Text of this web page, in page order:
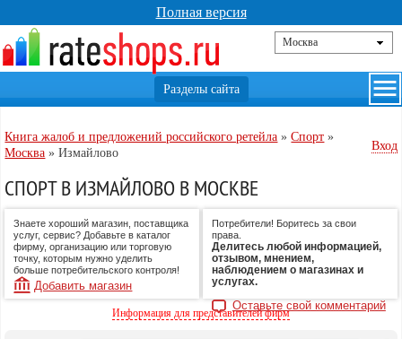
Полная версия
Книга жалоб и предложений российского ретейла »Спорт »
Москва »Измайлово
Вход
СПОРТ В ИЗМАЙЛОВО В МОСКВЕ
Знаете хороший магазин, поставщика
услуг, сервис? Добавьте в каталог
фирму, организацию или торговую
точку, которым нужно уделить
больше потребительского контроля!
Добавить магазин
Потребители! Боритесь за свои
права.
Делитесь любой информацией,
отзывом, мнением,
наблюдением о магазинах и
услугах.
Оставьте свой комментарий
Информация для представителей фирм